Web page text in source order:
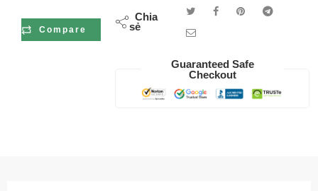
Compare
Chia
sẻ
Guaranteed Safe
Checkout